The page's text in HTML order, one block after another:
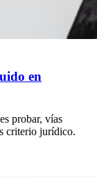
en
probar, vías
criterio jurídico.